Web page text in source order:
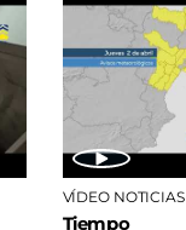
VÍDEO NOTICIAS
Tiempo